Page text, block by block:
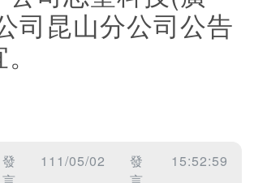
司昆山分公司公告
發
111/05/02
發
15:52:59